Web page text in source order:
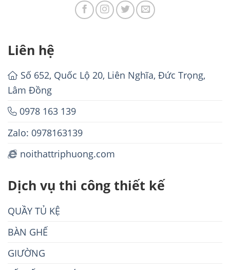
Liên hệ
Số 652, Quốc Lộ 20, Liên Nghĩa, Đức Trọng,
Lâm Đồng
0978 163 139
Zalo: 0978163139
noithattriphuong.com
Dịch vụ thi công thiết kế
QUẦY TỦ KỆ
BÀN GHẾ
GIƯỜNG